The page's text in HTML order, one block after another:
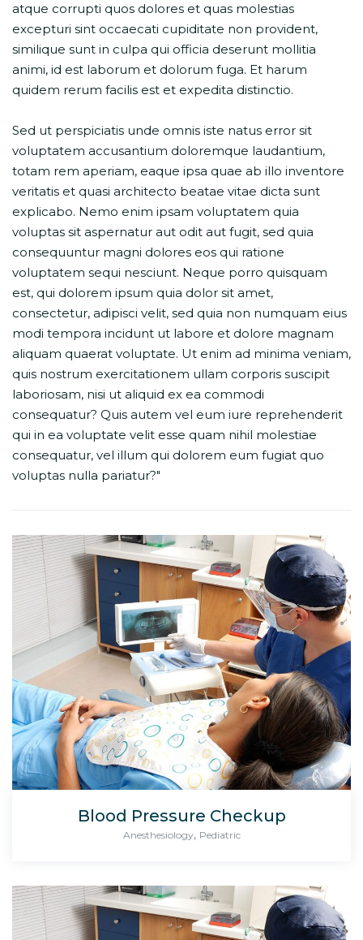
atque corrupti quos dolores et quas molestias
excepturi sint occaecati cupiditate non provident,
similique sunt in culpa qui officia deserunt mollitia
animi, id est laborum et dolorum fuga. Et harum
quidem rerum facilis est et expedita distinctio.
Sed ut perspiciatis unde omnis iste natus error sit
voluptatem accusantium doloremque laudantium,
totam rem aperiam, eaque ipsa quae ab illo inventore
veritatis et quasi architecto beatae vitae dicta sunt
explicabo. Nemo enim ipsam voluptatem quia
voluptas sit aspernatur aut odit aut fugit, sed quia
consequuntur magni dolores eos qui ratione
voluptatem sequi nesciunt. Neque porro quisquam
est, qui dolorem ipsum quia dolor sit amet,
consectetur, adipisci velit, sed quia non numquam eius
modi tempora incidunt ut labore et dolore magnam
aliquam quaerat voluptate. Ut enim ad minima veniam,
quis nostrum exercitationem ullam corporis suscipit
laboriosam, nisi ut aliquid ex ea commodi
consequatur? Quis autem vel eum iure reprehenderit
qui in ea voluptate velit esse quam nihil molestiae
consequatur, vel illum qui dolorem eum fugiat quo
voluptas nulla pariatur?"
Blood Pressure Checkup
Anesthesiology, Pediatric